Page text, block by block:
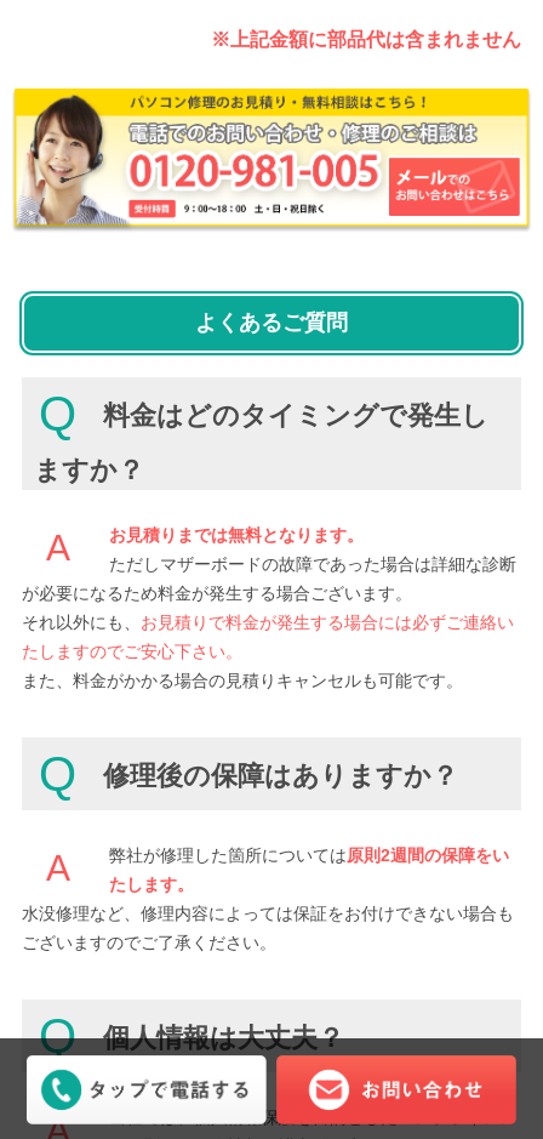
※上記金額に部品代は含まれません
よくあるご質問
Q
料金はどのタイミングで発生し
ますか？
A
お見積りまでは無料となります。
ただしマザーボードの故障であった場合は詳細な診断
が必要になるため料金が発生する場合ございます。
それ以外にも、 お見積りで料金が発生する場合には必ずご連絡い
たしますのでご安心下さい。
また、料金がかかる場合の見積りキャンセルも可能です。
Q 修理後の保障はありますか？
A 弊社が修理した箇所については原則2週間の保障をい
たします。
水没修理など、修理内容によっては保証をお付けできない場合も
ございますのでご了承ください。
Q 個人情報は大丈夫？
A
当社では、個人情報保護を目的としたコンプライアン